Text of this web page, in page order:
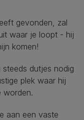
gevonden, zal
waar je loopt - hij
komen!
dutjes nodig
plek waar hij
worden.
aan een vaste